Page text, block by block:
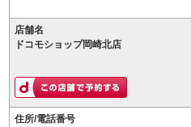
店舗名
ドコモショップ岡崎北店
住所/電話番号